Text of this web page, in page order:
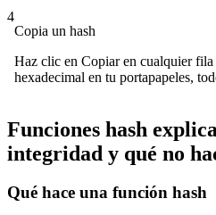
4
Copia un hash
Haz clic en Copiar en cualquier fila
hexadecimal en tu portapapeles,
Funciones hash
integridad y qué no
Qué hace una función hash